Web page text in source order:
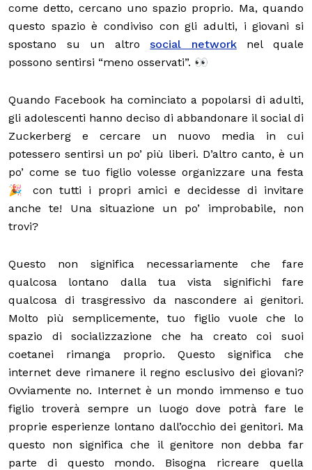
come detto, cercano uno spazio proprio. Ma, quando
questo spazio è condiviso con gli adulti, i giovani si
spostano su un altrosocial networknel quale
possono sentirsi “meno osservati”. 👀
Quando Facebook ha cominciato a popolarsi di adulti,
gli adolescenti hanno deciso di abbandonare il social di
Zuckerberg e cercare un nuovo media in cui
potessero sentirsi un po’ più liberi. D’altro canto, è un
po’ come se tuo figlio volesse organizzare una festa
🎉 con tutti i propri amici e decidesse di invitare
anche te! Una situazione un po’ improbabile, non
trovi?
Questo non significa necessariamente che fare
qualcosa lontano dalla tua vista significhi fare
qualcosa di trasgressivo da nascondere ai genitori.
Molto più semplicemente, tuo figlio vuole che lo
spazio di socializzazione che ha creato coi suoi
coetanei rimanga proprio. Questo significa che
internet deve rimanere il regno esclusivo dei giovani?
Ovviamente no. Internet è un mondo immenso e tuo
figlio troverà sempre un luogo dove potrà fare le
proprie esperienze lontano dall’occhio dei genitori. Ma
questo non significa che il genitore non debba far
parte di questo mondo. Bisogna ricreare quella